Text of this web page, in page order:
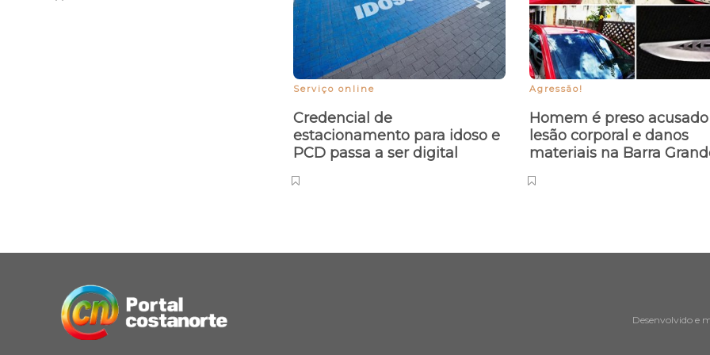
Serviço online
Credencial de
estacionamento para idoso e
PCD passa a ser digital
Agressão!
Homem é preso
lesão corporal e danos
materiais na Barra
Desenvolvido e